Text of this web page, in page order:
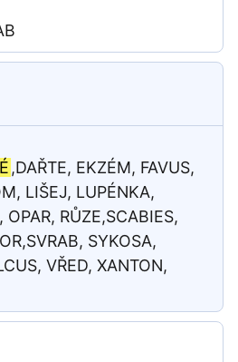
,DAŘTE, EKZÉM, FAVUS,
LIŠEJ, LUPÉNKA,
RŮZE,SCABIES,
SYKOSA,
VŘED, XANTON,